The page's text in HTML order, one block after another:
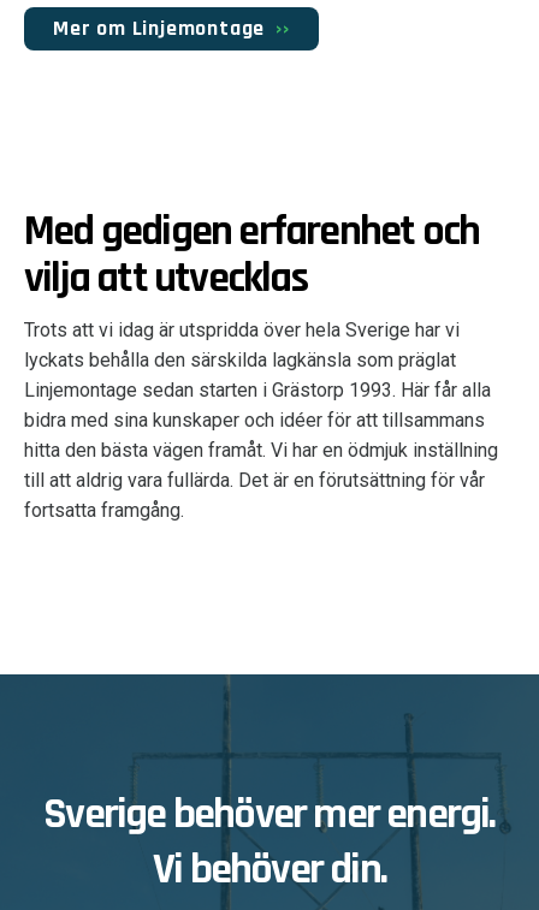
Mer om Linjemontage
Med gedigen erfarenhet och
vilja att utvecklas
Trots att vi idag är utspridda över hela Sverige har vi
lyckats behålla den särskilda lagkänsla som präglat
Linjemontage sedan starten i Grästorp 1993. Här får alla
bidra med sina kunskaper och idéer för att tillsammans
hitta den bästa vägen framåt. Vi har en ödmjuk inställning
till att aldrig vara fullärda. Det är en förutsättning för vår
fortsatta framgång.
Sverige behöver mer energi.
Vi behöver din.